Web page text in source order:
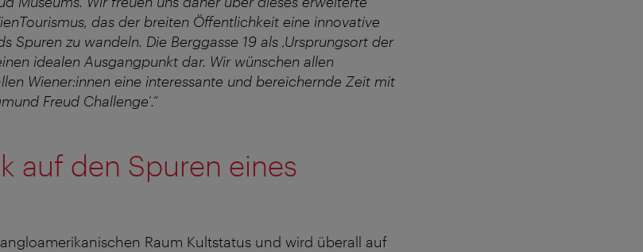
das der breiten Öffentlichkeit eine innovative
Spuren zu wandeln. Die Berggasse 19 als ‚Ursprungsort der
idealen Ausgangpunkt dar. Wir wünschen allen
Wiener:innen eine interessante und bereichernde Zeit mit
Freud Challenge‘.“
auf den Spuren eines
Raum Kultstatus und wird überall auf